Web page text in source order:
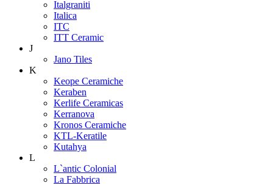
Italgraniti
Italica
ITC
ITT Ceramic
J
Jano Tiles
K
Keope Ceramiche
Keraben
Kerlife Ceramicas
Kerranova
Kronos Ceramiche
KTL-Keratile
Kutahya
L
L`antic Colonial
La Fabbrica